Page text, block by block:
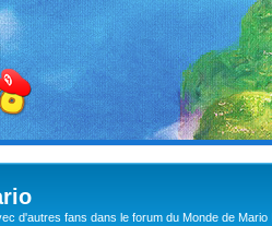
d'autres fans dans le forum du Monde de Mario !